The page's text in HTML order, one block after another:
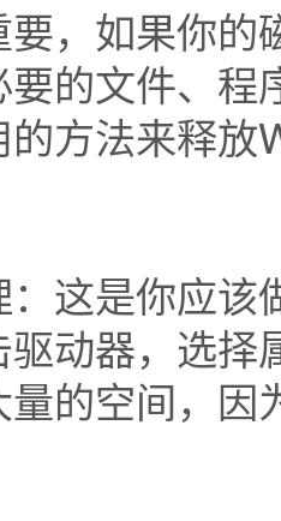
，如果你
的文件、
方法来释
这是你应
动器，选
的空间，